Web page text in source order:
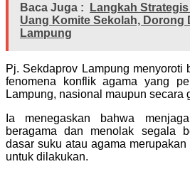
Baca Juga :
Langkah
Uang Komite Sekolah, Dorong
Lampung
Pj. Sekdaprov Lampung menyoroti
fenomena konflik agama yang
Lampung, nasional maupun secara
Ia menegaskan bahwa
beragama dan menolak segala
dasar suku atau agama
untuk dilakukan.